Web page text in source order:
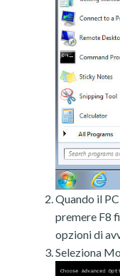
Quando il
premere F8
opzioni di
Seleziona